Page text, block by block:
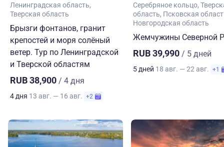
Ленинградская область
Тверская область
Брызги фонтанов, гранит
крепостей и моря солёный
ветер. Тур по Ленинградской
и Тверской областям
RUB 38,900 / 4 дня
4 дня 13 авг. — 16 авг. +2
Серебряное кольцо
область Псковская
Новгородская область
Жемчужины Северной
RUB 39,990 / 5 дней
5 дней 18 авг. — 22 авг. +1